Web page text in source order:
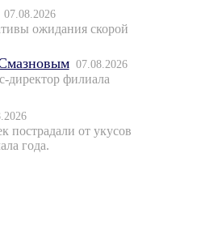
07.08.2026
ожидания скорой
07.08.2026
директор филиала
пострадали от укусов
года.